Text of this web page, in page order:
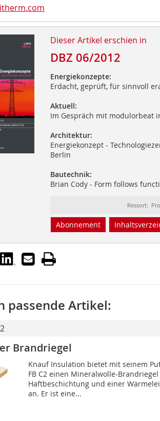
Dieser Artikel erschien in
DBZ 06/2012
Energiekonzepte:
Erdacht, geprüft, für sinnvoll
Aktuell:
Im Gespräch mit modulorbeat
Architektur:
Energiekonzept -
Berlin
Bautechnik:
Brian Cody - Form follows
Ressort:
Abonnement
passende Artikel:
Brandriegel
Knauf Insulation bietet mit seinem
FB C2 einen Mineralwolle-
Haftbeschichtung und einer
an. Er ist eine...